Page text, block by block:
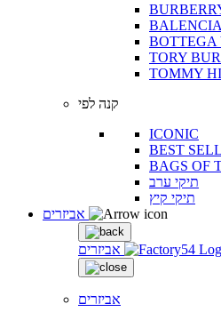
BOTTEGA
TORY
TOMMY
קנה לפי
ICONIC
BEST
BAGS OF
תיקי ערב
תיקי קיץ
אביזרים
אביזרים